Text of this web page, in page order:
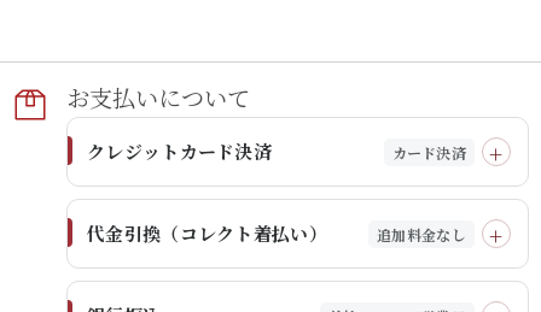
お支払いに​ついて​
クレジットカード決済 カード決済
代金引換（コレクト着払い） 追加料金なし